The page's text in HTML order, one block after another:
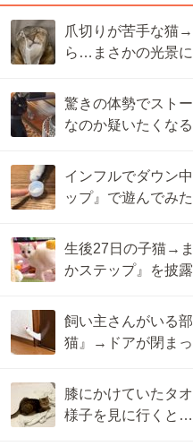
爪切りが苦手な猫
ら…まさかの光景
驚きの体勢でスト
なのか疑いたくな
インフルでダウン
ップ』で遊んでみ
生後27日の子猫→
かステップ』を披
飼い主さんがいる
猫』→ドアが閉ま
膝にかけていたタ
様子を見に行くと